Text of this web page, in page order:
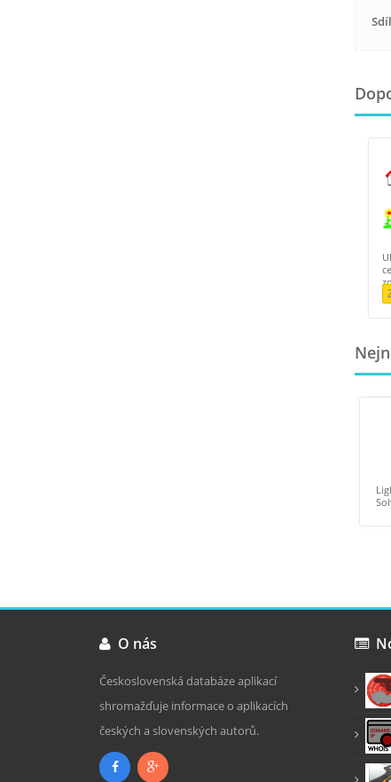
O nás
Československá databáze aplikací
shromažďuje informace o aplikacích
českých a slovenských autorů.